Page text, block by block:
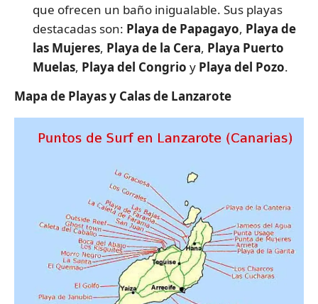
que ofrecen un baño inigualable. Sus playas
destacadas son: Playa de Papagayo, Playa de
las Mujeres, Playa de la Cera, Playa Puerto
Muelas, Playa del Congrio y Playa del Pozo.
Mapa de Playas y Calas de Lanzarote